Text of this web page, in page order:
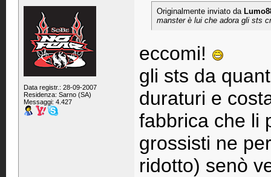
Data registr.: 28-09-2007
Residenza: Sarno (SA)
Messaggi: 4.427
Originalmente inviato da
manster è lui che adora gli sts
eccomi!
gli sts da
duraturi e
fabbrica che li
grossisti ne
ridotto) senò